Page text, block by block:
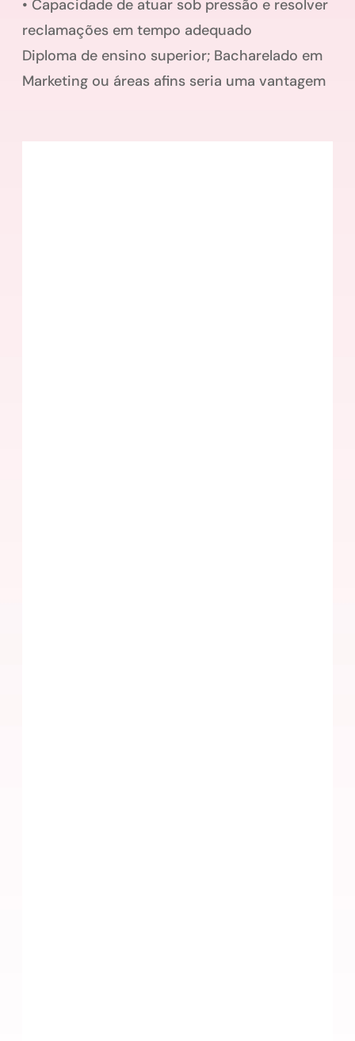
• Capacidade de atuar sob pressão e resolver
reclamações em tempo adequado
Diploma de ensino superior; Bacharelado em
Marketing ou áreas afins seria uma vantagem